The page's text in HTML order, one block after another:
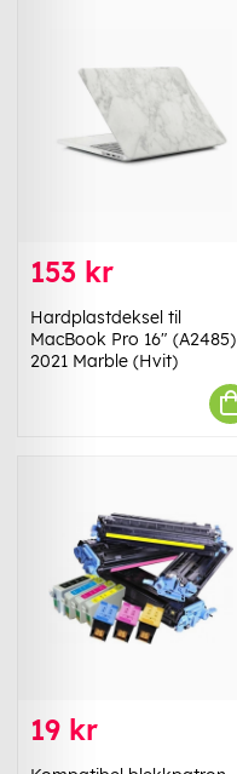
153 kr
Hardplastdeksel til
MacBook Pro 16" (A2485)
2021 Marble (Hvit)
19 kr